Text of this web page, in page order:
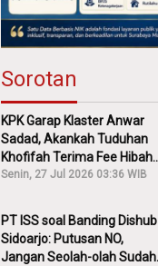
Sorotan
KPK Garap Klaster Anwar
Sadad, Akankah Tuduhan
Khofifah Terima Fee Hibah
30% Diusut?
Senin, 27 Jul 2026 03:36 WIB
PT ISS soal Banding Dishub
Sidoarjo: Putusan NO,
Jangan Seolah-olah Sudah